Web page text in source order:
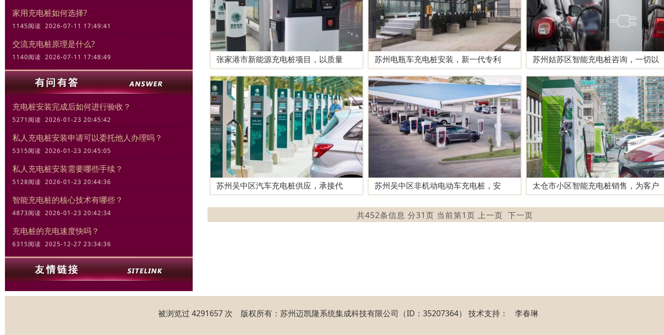
家用充电桩如何选择?
1145阅读 2026-07-11 17:49:41
交流充电桩原理是什么?
1140阅读 2026-07-11 17:48:49
充电桩安装完成后如何进行验收？
5271阅读 2026-01-23 20:45:42
私人充电桩安装申请可以委托他人办理吗？
5315阅读 2026-01-23 20:45:05
私人充电桩安装需要哪些手续？
5128阅读 2026-01-23 20:44:36
智能充电桩的核心技术有哪些？
4873阅读 2026-01-23 20:42:34
充电桩的充电速度快吗？
6315阅读 2025-12-27 23:34:36
张家港市新能源充电桩项目，以质量 苏州电瓶车充电桩安装，新一代专利 苏州姑苏区智能充电桩咨询，一切以
苏州吴中区汽车充电桩供应，承接代 苏州吴中区非机动电动车充电桩，安 太仓市小区智能充电桩销售，为客户
共452条信息 分31页 当前第1页 上一页 下一页
被浏览过 4291657 次 版权所有：苏州迈凯隆系统集成科技有限公司（ID：35207364） 技术支持 ： 李春琳